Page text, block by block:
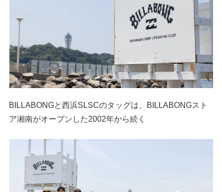
BILLABONGと西浜SLSCのタッグは、BILLABONGスト
ア湘南がオープンした2002年から続く